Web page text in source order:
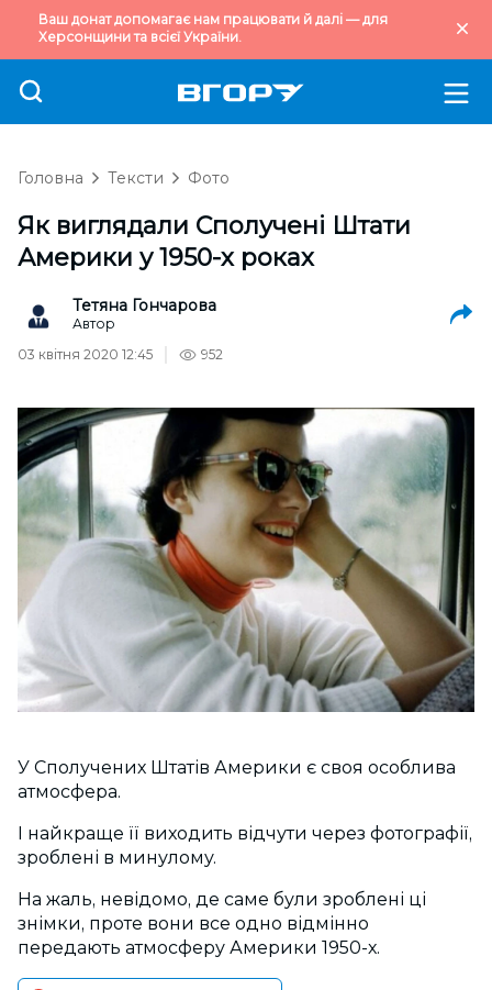
Ваш донат допомагає нам працювати й далі — для
Херсонщини та всієї України.
Головна Тексти Фото
Як виглядали Сполучені Штати
Америки у 1950-х роках
Тетяна Гончарова
Автор
03 квітня 2020 12:45
952
У Сполучених Штатів Америки є своя особлива
атмосфера.
І найкраще її виходить відчути через фотографії,
зроблені в минулому.
На жаль, невідомо, де саме були зроблені ці
знімки, проте вони все одно відмінно
передають атмосферу Америки 1950-х.